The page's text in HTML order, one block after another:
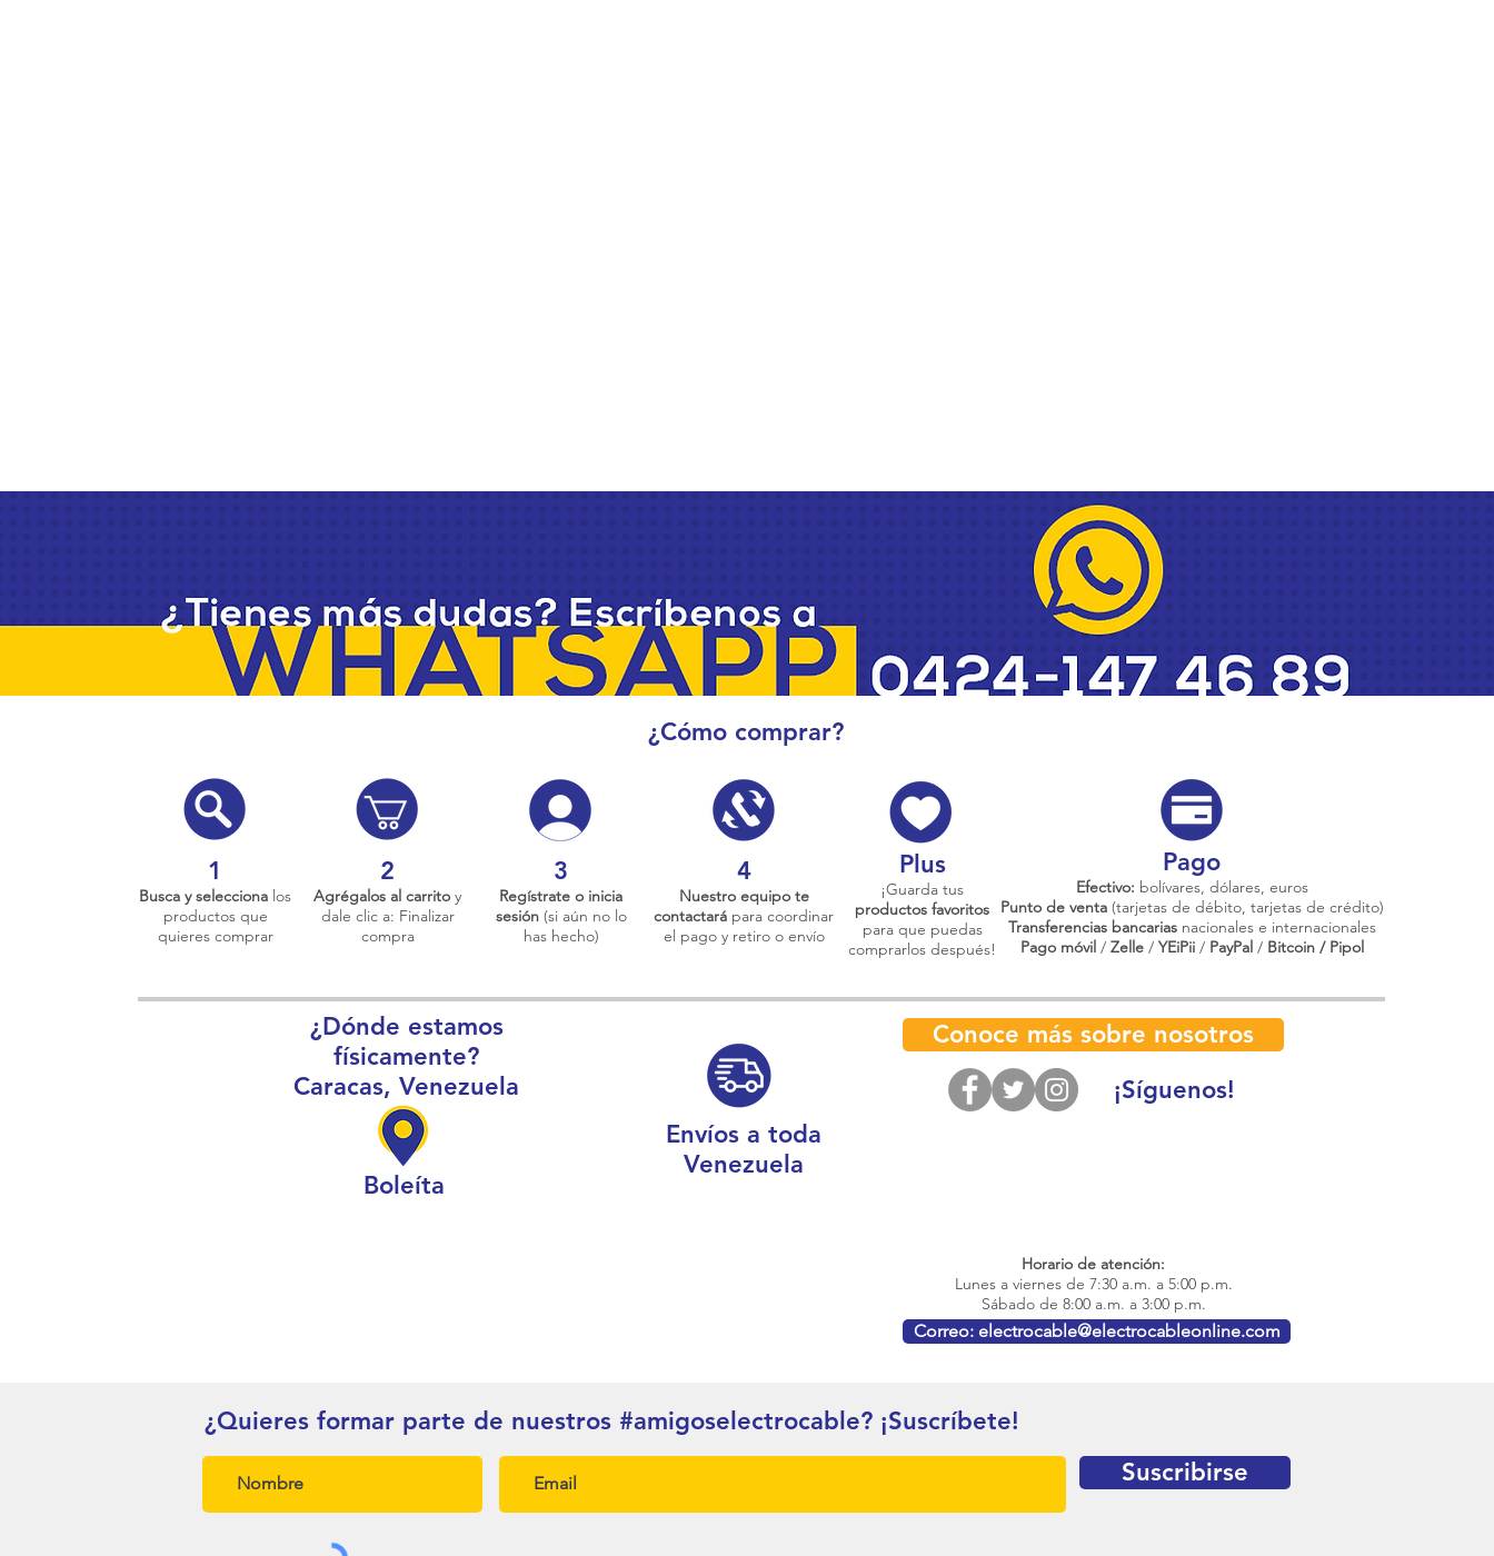
¿Cómo comprar?
1
Busca y selecciona los
productos que
quieres comprar
2
Agrégalos al carrito y
dale clic a: Finalizar
compra
3
Regístrate o inicia
sesión(si aún no lo
has hecho)
4
Nuestro equipo te
contactará para coordinar
el pago y retiro o envío
Plus
¡Guarda tus
productos favoritos
para que puedas
comprarlos después!
Pago
Efectivo: bolívares, dólares, euros
Punto de venta (tarjetas de débito, tarjetas de crédito)
Transferencias bancariasnacionales e internacionales
Pago móvil/ Zelle/ YEiPii/ PayPal / Bitcoin / Pipol
¿Dónde estamos
físicamente?
Caracas, Venezuela
Boleíta
Envíos a toda
Venezuela
Conoce más sobre nosotros
¡Síguenos!
Horario de atención:
Lunes a viernes de 7:30 a.m. a 5:00 p.m.
Sábado de 8:00 a.m. a 3:00 p.m.
Correo: electrocable@electrocableonline.com
¿Quieres formar parte de nuestros #amigoselectrocable? ¡Suscríbete!
Suscribirse